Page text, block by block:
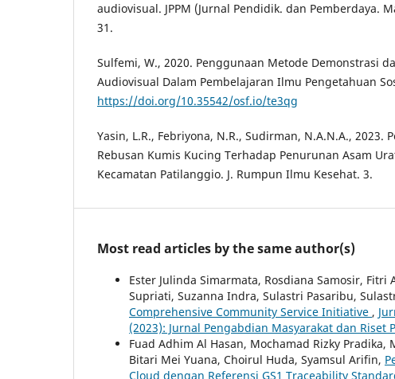
audiovisual. JPPM (Jurnal Pendidik. dan Pemberdaya.
31.
Sulfemi, W., 2020. Penggunaan Metode Demonstrasi
Audiovisual Dalam Pembelajaran Ilmu Pengetahuan
https://doi.org/10.35542/osf.io/te3qg
Yasin, L.R., Febriyona, N.R., Sudirman, N.A.N.A., 2023.
Rebusan Kumis Kucing Terhadap Penurunan Asam
Kecamatan Patilanggio. J. Rumpun Ilmu Kesehat. 3.
Most read articles by the same author(s)
Ester Julinda Simarmata, Rosdiana Samosir,
Supriati, Suzanna Indra, Sulastri Pasaribu,
Comprehensive Community Service Initiative ,
(2023): Jurnal Pengabdian Masyarakat dan
Fuad Adhim Al Hasan, Mochamad Rizky
Bitari Mei Yuana, Choirul Huda, Syamsul Arifin,
Cloud dengan Referensi GS1 Traceability